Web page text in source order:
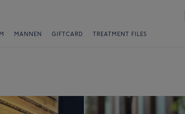
MANNEN GIFTCARD TREATMENT FILES